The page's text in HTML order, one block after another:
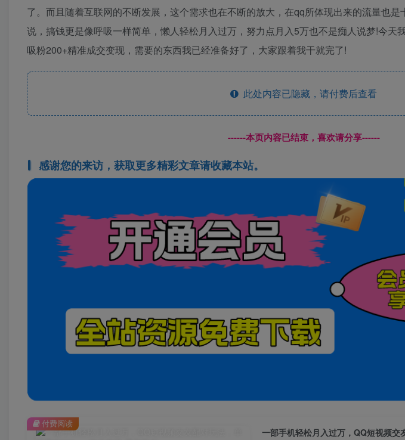
了。而且随着互联网的不断发展，这个需求也在不断的放大，在qq所体现出来的流量也
说，搞钱更是像呼吸一样简单，懒人轻松月入过万，努力点月入5万也不是痴人说梦!今天
吸粉200+精准成交变现，需要的东西我已经准备好了，大家跟着我干就完了!
此处内容已隐藏，请付费后查看
------本页内容已结束，喜欢请分享------
感谢您的来访，获取更多精彩文章请收藏本站。
一部手机轻松月入过万，QQ短视频
付费阅读